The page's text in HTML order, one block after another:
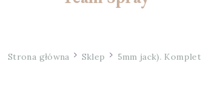
Strona główna Sklep 5mm jack).